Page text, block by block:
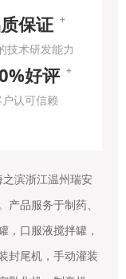
保证 +
技术研发能力
好评 +
认可信赖
滨浙江温州瑞安
品服务于制药、
，口服液搅拌罐，
封尾机，手动灌装